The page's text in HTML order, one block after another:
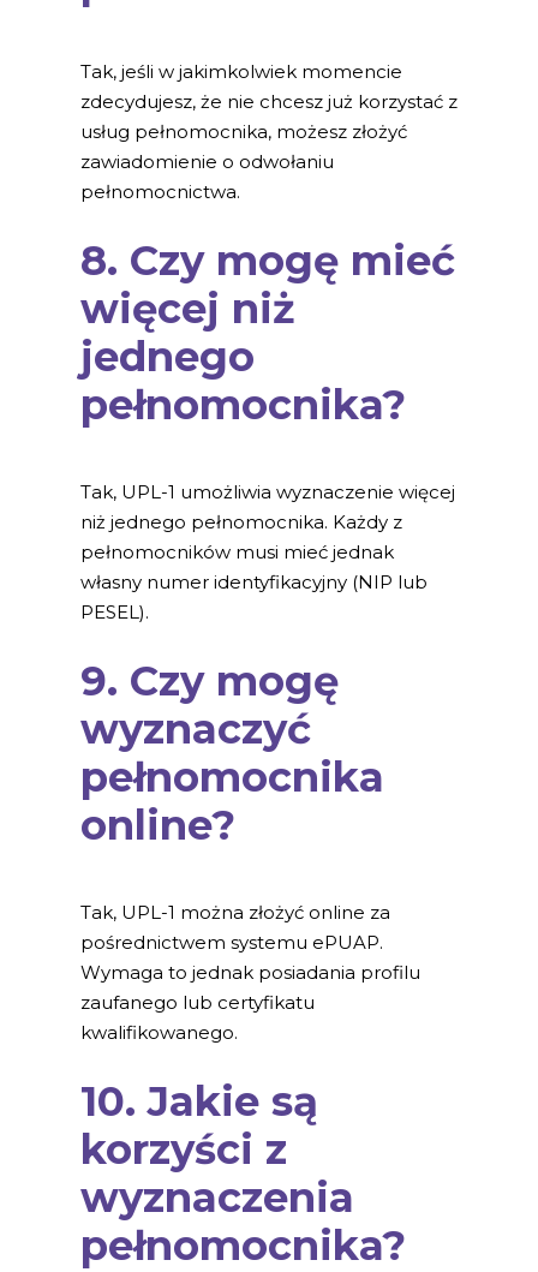
Tak, jeśli w jakimkolwiek momencie
zdecydujesz, że nie chcesz już korzystać z
usług pełnomocnika, możesz złożyć
zawiadomienie o odwołaniu
pełnomocnictwa.
8. Czy mogę mieć
więcej niż
jednego
pełnomocnika?
Tak, UPL-1 umożliwia wyznaczenie więcej
niż jednego pełnomocnika. Każdy z
pełnomocników musi mieć jednak
własny numer identyfikacyjny (NIP lub
PESEL).
9. Czy mogę
wyznaczyć
pełnomocnika
online?
Tak, UPL-1 można złożyć online za
pośrednictwem systemu ePUAP.
Wymaga to jednak posiadania profilu
zaufanego lub certyfikatu
kwalifikowanego.
10. Jakie są
korzyści z
wyznaczenia
pełnomocnika?